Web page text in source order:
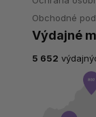
Obchodné
Výdajné
5 652